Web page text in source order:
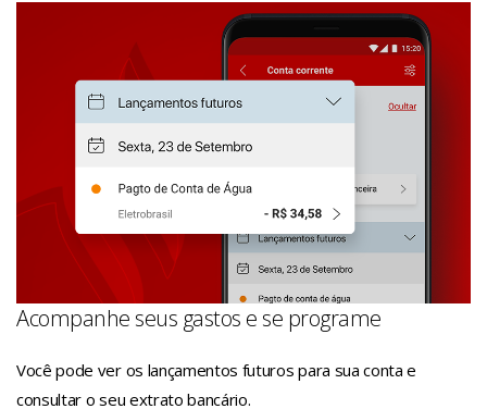
Acompanhe seus gastos e se programe
Você pode ver os lançamentos futuros para sua conta e
consultar o seu extrato bancário.